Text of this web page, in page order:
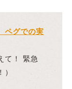
ペグでの実
て！ 緊急